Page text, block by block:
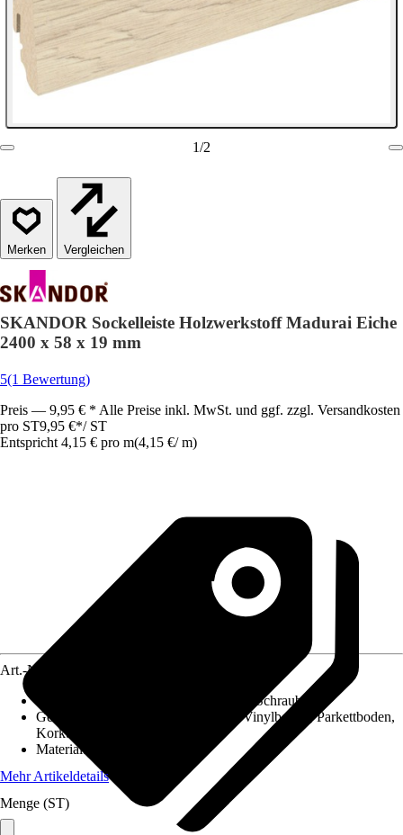
1/2
Vergleichen
SKANDOR Sockelleiste Holzwerkstoff Madurai Eiche
2400 x 58 x 19 mm
5(1 Bewertung)
Preis — 9,95 € * Alle Preise inkl. MwSt. und ggf. zzgl. Versandkosten
pro ST9,95 €*/ ST
Entspricht 4,15 € pro m(4,15 €/ m)
Art.-Nr.
Clipsen, Kleben, Nageln, Schrauben
Geeignet für
Laminatboden, PVC / Vinylboden, Parkettboden,
Korkboden
Material:
Mehr Artikeldetails
Menge (ST)